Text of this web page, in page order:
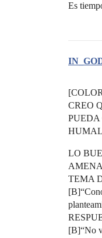
Es
CREO
LO
TEMA
[B]“No